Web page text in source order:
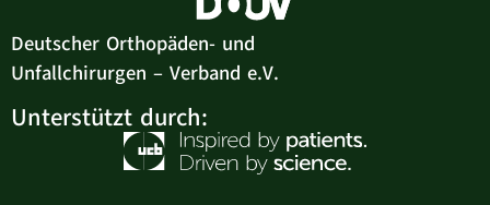
Deutscher Orthopäden- und
Unfallchirurgen – Verband e.V.
Unterstützt durch: